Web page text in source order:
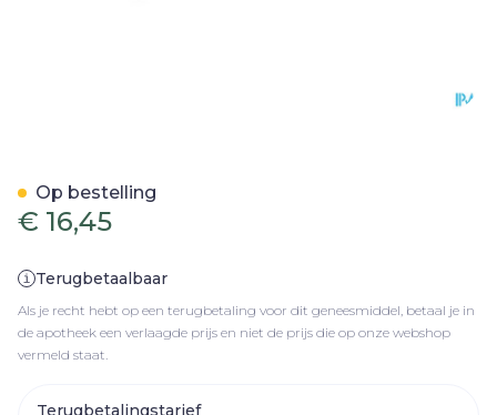
€ 16,45
Terugbetaalbaar
Als je recht hebt op een terugbetaling voor dit geneesmiddel, betaal je in
de apotheek een verlaagde prijs en niet de prijs die op onze webshop
vermeld staat.
Terugbetalingstarief
Op bestelling